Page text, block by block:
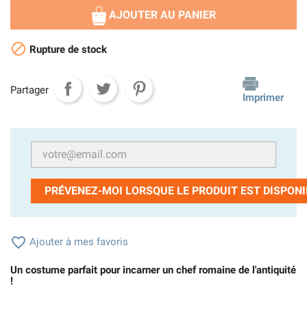
AJOUTER AU PANIER
 Rupture de stock
Partager
Imprimer
PRÉVENEZ-MOI LORSQUE LE PRODUIT EST
 Ajouter à mes favoris
Un costume parfait pour incarner un chef romaine de l'antiquité
!